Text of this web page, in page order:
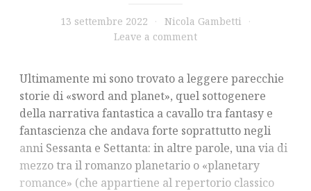
13 settembre 2022
Nicola Gambetti
Leave a comment
Ultimamente mi sono trovato a leggere parecchie
storie di «sword and planet», quel sottogenere
della narrativa fantastica a cavallo tra fantasy e
fantascienza che andava forte soprattutto negli
anni Sessanta e Settanta: in altre parole, una via di
mezzo tra il romanzo planetario o «planetary
romance» (che appartiene al repertorio classico